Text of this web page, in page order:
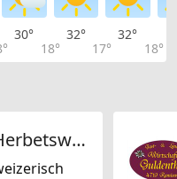
30°
18°
32°
17°
32°
18°
Gasthof Reh Herbetswil AG